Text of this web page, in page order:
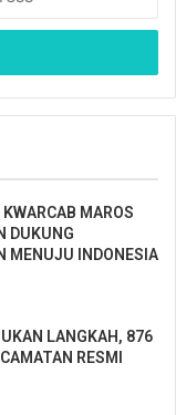
MAROS
DUKUNG
MENUJU INDONESIA
LANGKAH, 876
RESMI